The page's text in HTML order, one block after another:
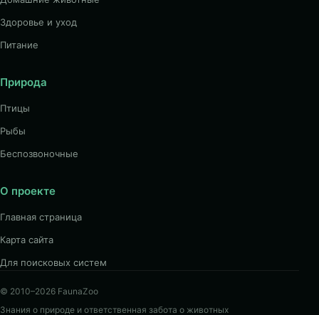
Здоровье и уход
Питание
Природа
Птицы
Рыбы
Беспозвоночные
О проекте
Главная страница
Карта сайта
Для поисковых систем
© 2010–2026 FaunaZoo
Знания о природе и ответственная забота о животных